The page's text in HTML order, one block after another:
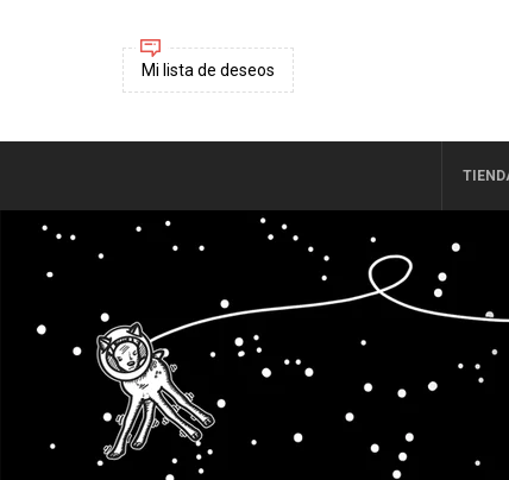
Mi lista de deseos